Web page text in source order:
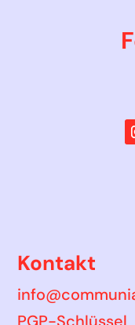
Kontakt
PGP-Schlüssel